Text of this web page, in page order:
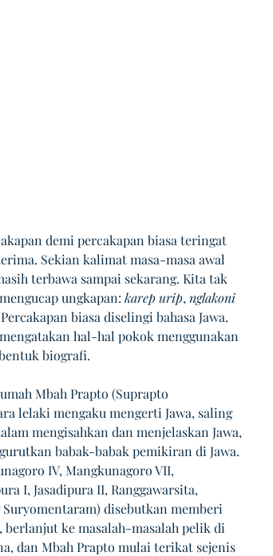
demi percakapan biasa teringat
Sekian kalimat masa-masa awal
terbawa sampai sekarang. Kita tak
ungkapan: karep urip, nglakoni
biasa diselingi bahasa Jawa.
mengatakan hal-hal pokok menggunakan
biografi.
Mbah Prapto (Suprapto
lelaki mengaku mengerti Jawa, saling
mengisahkan dan menjelaskan Jawa,
babak-babak pemikiran di Jawa.
IV, Mangkunagoro VII,
I, Jasadipura II, Ranggawarsita,
Suryomentaram) disebutkan memberi
berlanjut ke masalah-masalah pelik di
dan Mbah Prapto mulai terikat sejenis